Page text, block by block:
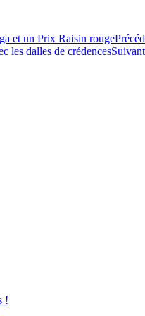
et un Prix Raisin rouge
les dalles de crédencesSuivant